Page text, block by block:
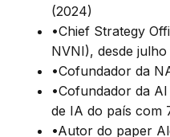
(2024)
•Chief Strategy
NVNI), desde julho
•Cofundador da
•Cofundador da
de IA do país com
•Autor do paper